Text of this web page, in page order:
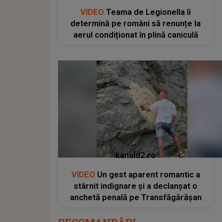
VIDEO Teama de Legionella îi
determină pe români să renunțe la
aerul condiționat în plină caniculă
kanald2.ro
VIDEO Un gest aparent romantic a
stârnit indignare și a declanșat o
anchetă penală pe Transfăgărășan